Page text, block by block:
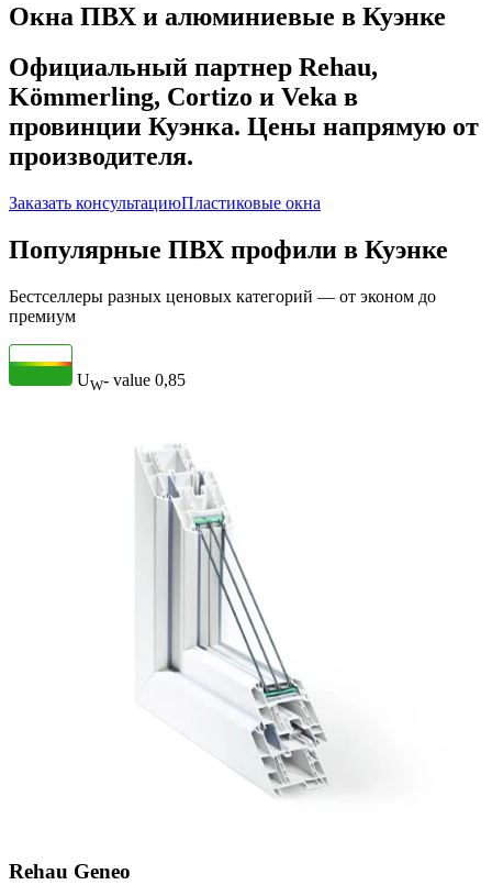
Окна ПВХ и алюминиевые в Куэнке
Официальный партнер Rehau,
Kömmerling, Cortizo и Veka в
провинции Куэнка. Цены напрямую от
производителя.
Заказать консультациюПластиковые окна
Популярные ПВХ профили в Куэнке
Бестселлеры разных ценовых категорий — от эконом до
премиум
UW- value 0,85
Rehau Geneo